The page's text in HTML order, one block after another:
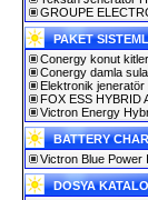
GROUPE
PAKET
Conergy konut
Conergy damla
Elektronik jeneratör
FOX ESS HYBRID
Victron Energy
BATTERY
Victron Blue Power
DOSYA